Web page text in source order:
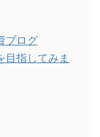
ブログ
目指してみま